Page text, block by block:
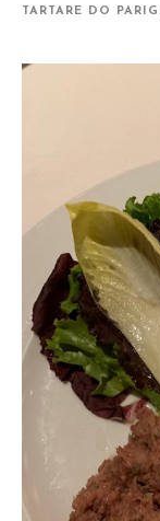
TARTARE DO PARIGI